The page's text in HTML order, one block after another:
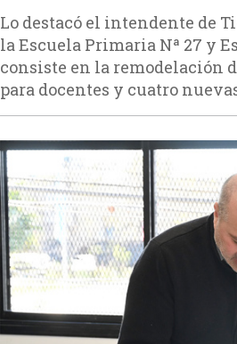
Lo destacó el intendente de
la Escuela Primaria Nª 27 y
consiste en la remodelación
para docentes y cuatro